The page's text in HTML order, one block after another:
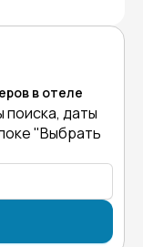
в отеле
даты
"Выбрать